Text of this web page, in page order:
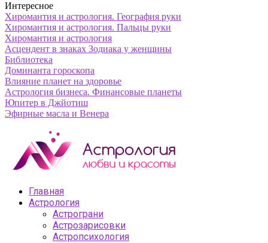
Интересное
Хиромантия и астрология. География руки
Хиромантия и астрология. Пальцы руки
Хиромантия и астрология
Асцендент в знаках Зодиака у женщины
Библиотека
Доминанта гороскопа
Влияние планет на здоровье
Астрология бизнеса. Финансовые планеты
Юпитер в Джйотиш
Эфирные масла и Венера
Главная
Астрология
Астрограни
Астрозарисовки
Астропсихология